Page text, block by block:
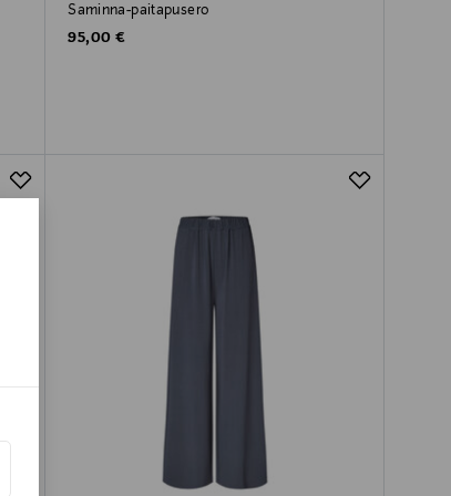
Saminna-paitapusero
Original Price
95,00 €